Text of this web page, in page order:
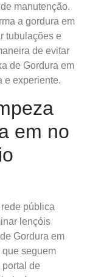
manutenção.
a gordura em
tubulações e
de evitar
de Gordura em
e experiente.
em no
pública
lençóis
Gordura em
que seguem
de